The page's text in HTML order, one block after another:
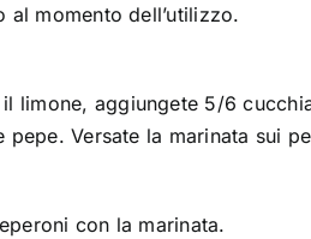
momento dell’utilizzo.
limone, aggiungete 5/6
Versate la marinata sui
con la marinata.